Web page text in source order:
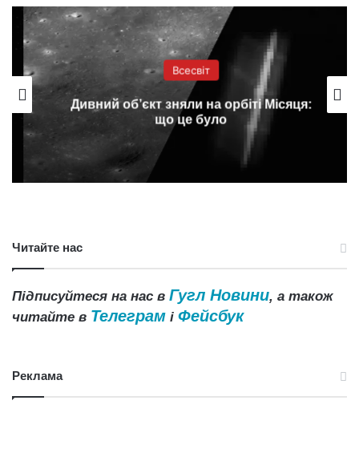
Всесвіт
Дивний об’єкт зняли на орбіті Місяця:
що це було
Читайте нас
Підписуйтеся на нас в Гугл Новини, а також
читайте в Телеграм і Фейсбук
Реклама